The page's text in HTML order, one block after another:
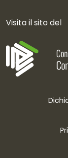
Visita il sito del